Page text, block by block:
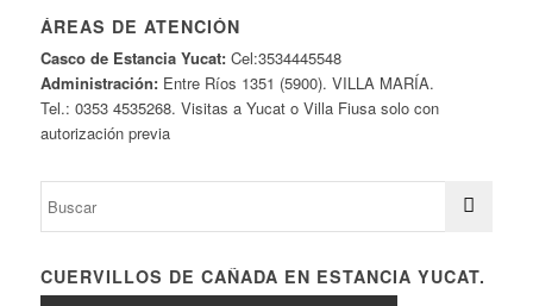
ÁREAS DE ATENCIÓN
Casco de Estancia Yucat:Cel:3534445548
Administración:Entre Ríos 1351 (5900). VILLA MARÍA.
Tel.: 0353 4535268. Visitas a Yucat o Villa Fiusa solo con
autorización previa
CUERVILLOS DE CAÑADA EN ESTANCIA YUCAT.